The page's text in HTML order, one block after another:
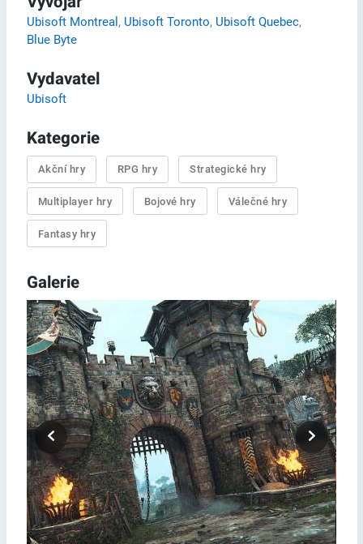
Ubisoft Montreal , Ubisoft Toronto, Ubisoft Quebec,
Blue Byte
Vydavatel
Ubisoft
Kategorie
Akční hry RPG hry Strategické hry
Multiplayer hry Bojové hry Válečné hry
Fantasy hry
Galerie